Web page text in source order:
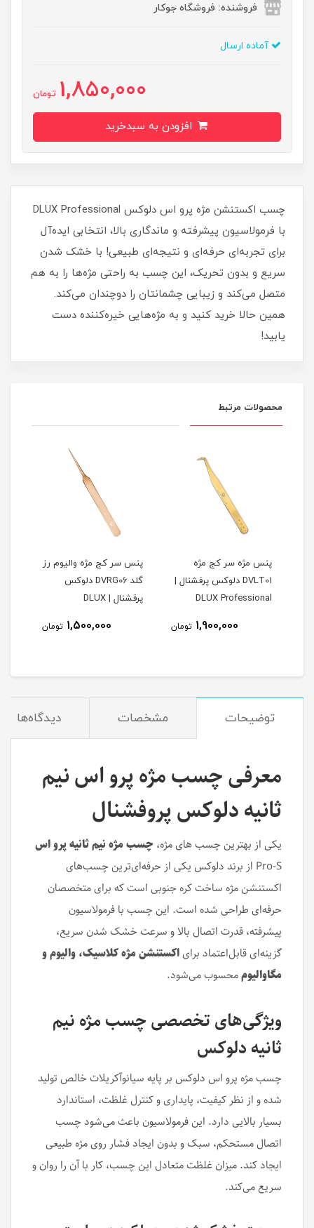
فروشنده: فروشگاه جوکار
آماده ارسال
1,850,000 تومان
چسب اکستنشن مژه پرو اس دلوکس DLUX Professional
با فرمولاسیون پیشرفته و ماندگاری بالا، انتخابی ایده‌آل
برای تجربه‌ای حرفه‌ای و نتیجه‌ای طبیعی! با خشک شدن
سریع و بدون تحریک، این چسب به راحتی مژه‌ها را به هم
متصل می‌کند و زیبایی چشمانتان را دوچندان می‌کند.
همین حالا خرید کنید و به مژه‌هایی خیره‌کننده دست
یابید!
محصولات مرتبط
پنس مژه سر کج مژه
DVLT01 دلوکس پرفشنال |
DLUX Professional
1,900,000 تومان
پنس سر کج مژه والیوم رز
گلد DVRG06 دلوکس
پرفشنال | DLUX
1,500,000 تومان
توضیحات مشخصات دیدگاه‌ها
معرفی چسب مژه پرو اس نیم
ثانیه دلوکس پروفشنال
یکی از بهترین چسب های مژه،چسب مژه نیم ثانیه پرو اس
Pro-S از برند دلوکس یکی از حرفه‌ای‌ترین چسب‌های
اکستنشن مژه ساخت کره جنوبی است که برای متخصصان
حرفه‌ای طراحی شده است. این چسب با فرمولاسیون
پیشرفته، قدرت اتصال بالا و سرعت خشک شدن سریع،
گزینه‌ای قابل‌اعتماد برایاکستنشن مژه کلاسیک، والیوم و
مگاوالیوممحسوب می‌شود.
ویژگی‌های تخصصی چسب مژه نیم
ثانیه دلوکس
چسب مژه پرو اس دلوکس بر پایه سیانوآکریلات خالص تولید
شده و از نظر کیفیت، پایداری و کنترل غلظت، استاندارد
بسیار بالایی دارد. این فرمولاسیون باعث می‌شود چسب
اتصال مستحکم، سبک و بدون ایجاد فشار روی مژه طبیعی
ایجاد کند. میزان غلظت متعادل این چسب، کار با آن را روان و
سریع می‌کند.